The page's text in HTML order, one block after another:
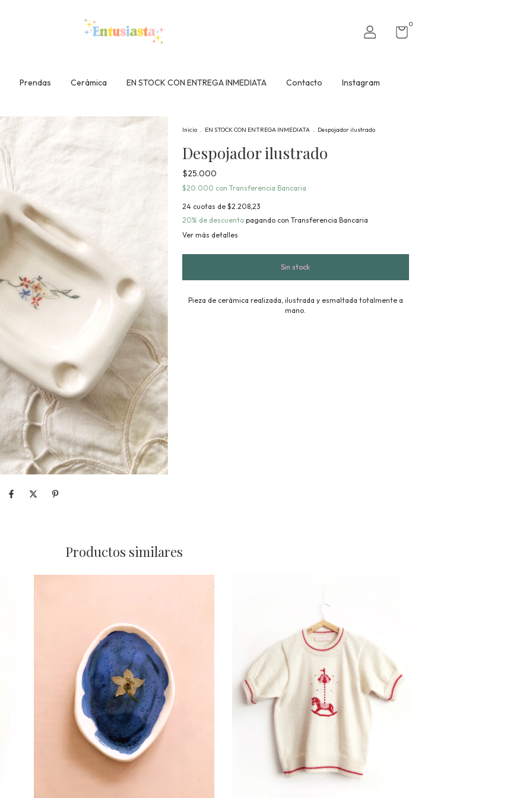
0
Prendas Cerámica EN STOCK CON ENTREGA INMEDIATA Contacto Instagram
Inicio . EN STOCK CON ENTREGA INMEDIATA . Despojador ilustrado
Despojador ilustrado
$25.000
$20.000 con Transferencia Bancaria
24 cuotas de $2.208,23
20% de descuentopagando con Transferencia Bancaria
Ver más detalles
Pieza de cerámica realizada, ilustrada y esmaltada totalmente a
mano.
Productos similares